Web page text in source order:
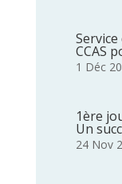
CCAS
1 Déc
1ère
Un
24 Nov